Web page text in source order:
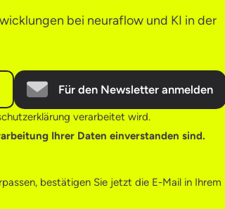
bei neuraflow und KI in der
Für den Newsletter anmelden
verarbeitet wird.
Ihrer Daten einverstanden sind.
bestätigen Sie jetzt die E-Mail in Ihrem